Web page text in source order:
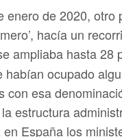
de 2020,
hacía un
ampliaba hasta
ocupado
con esa
estructura
España los